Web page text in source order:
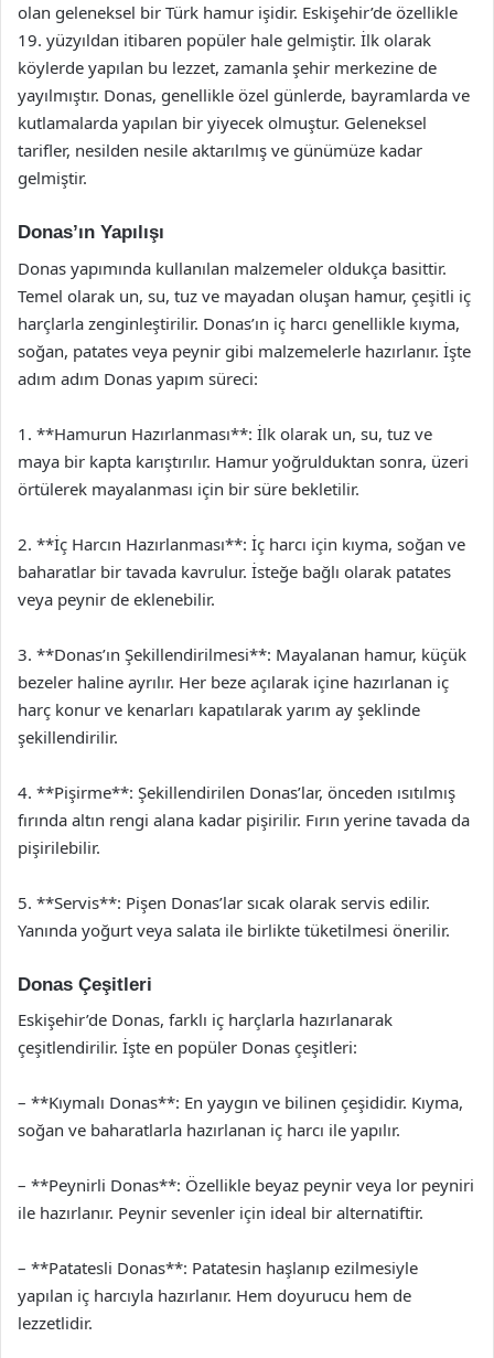
olan geleneksel bir Türk hamur işidir. Eskişehir’de özellikle
19. yüzyıldan itibaren popüler hale gelmiştir. İlk olarak
köylerde yapılan bu lezzet, zamanla şehir merkezine de
yayılmıştır. Donas, genellikle özel günlerde, bayramlarda ve
kutlamalarda yapılan bir yiyecek olmuştur. Geleneksel
tarifler, nesilden nesile aktarılmış ve günümüze kadar
gelmiştir.
Donas’ın Yapılışı
Donas yapımında kullanılan malzemeler oldukça basittir.
Temel olarak un, su, tuz ve mayadan oluşan hamur, çeşitli iç
harçlarla zenginleştirilir. Donas’ın iç harcı genellikle kıyma,
soğan, patates veya peynir gibi malzemelerle hazırlanır. İşte
adım adım Donas yapım süreci:
1. **Hamurun Hazırlanması**: İlk olarak un, su, tuz ve
maya bir kapta karıştırılır. Hamur yoğrulduktan sonra, üzeri
örtülerek mayalanması için bir süre bekletilir.
2. **İç Harcın Hazırlanması**: İç harcı için kıyma, soğan ve
baharatlar bir tavada kavrulur. İsteğe bağlı olarak patates
veya peynir de eklenebilir.
3. **Donas’ın Şekillendirilmesi**: Mayalanan hamur, küçük
bezeler haline ayrılır. Her beze açılarak içine hazırlanan iç
harç konur ve kenarları kapatılarak yarım ay şeklinde
şekillendirilir.
4. **Pişirme**: Şekillendirilen Donas’lar, önceden ısıtılmış
fırında altın rengi alana kadar pişirilir. Fırın yerine tavada da
pişirilebilir.
5. **Servis**: Pişen Donas’lar sıcak olarak servis edilir.
Yanında yoğurt veya salata ile birlikte tüketilmesi önerilir.
Donas Çeşitleri
Eskişehir’de Donas, farklı iç harçlarla hazırlanarak
çeşitlendirilir. İşte en popüler Donas çeşitleri:
– **Kıymalı Donas**: En yaygın ve bilinen çeşididir. Kıyma,
soğan ve baharatlarla hazırlanan iç harcı ile yapılır.
– **Peynirli Donas**: Özellikle beyaz peynir veya lor peyniri
ile hazırlanır. Peynir sevenler için ideal bir alternatiftir.
– **Patatesli Donas**: Patatesin haşlanıp ezilmesiyle
yapılan iç harcıyla hazırlanır. Hem doyurucu hem de
lezzetlidir.